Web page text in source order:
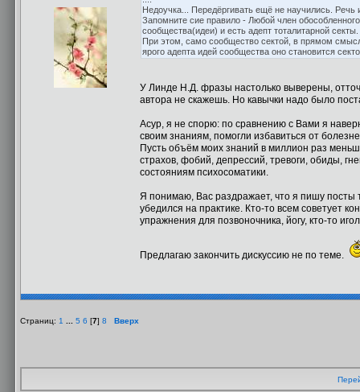
Недоучка... Передёргивать ещё не научились.
Запомните сие правило - Любой член
сообщества(идеи) и есть адепт тоталитарной секты.
При этом, само сообщество сектой, в прямом
ярого адепта идей сообщества оно становится
У Линде Н.Д. фразы настолько выверены,
автора не скажешь. Но кавычки надо было
Асур, я не спорю: по сравнению с Вами я
своим знаниям, помогли избавиться от
Пусть объём моих знаний в миллион раз
страхов, фобий, депрессий, тревоги, обиды,
состояниям психосоматики.
Я понимаю, Вас раздражает, что я пишу посты
убедился на практике. Кто-то всем советует
упражнения для позвоночника, йогу, кто-то
Предлагаю закончить дискуссию не по теме.
Страниц: 1 5 6 [7] 8 Вверх